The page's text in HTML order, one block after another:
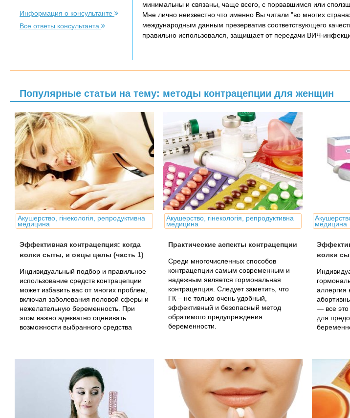
Информация о консультанте
Все ответы консультанта
минимальны и связаны, чаще всего, с порвавшимся или
Мне лично неизвестно что именно Вы читали "во многих
международным данным презерватив соответствующего
правильно использовался, защищает от передачи ВИЧ-
Популярные статьи на тему: методы контрацепции для женщин
Акушерство, гінекологія, репродуктивна
медицина
Эффективная контрацепция: когда
волки сыты, и овцы целы (часть 1)
Индивидуальный подбор и правильное
использование средств контрацепции
может избавить вас от многих проблем,
включая заболевания половой сферы и
нежелательную беременность. При
этом важно адекватно оценивать
возможности выбранного средства
Акушерство, гінекологія, репродуктивна
медицина
Практические аспекты контрацепции
Среди многочисленных способов
контрацепции самым современным и
надежным является гормональная
контрацепция. Следует заметить, что
ГК – не только очень удобный,
эффективный и безопасный метод
обратимого предупреждения
беременности.
медицина
волки
аллергия
— все это
для